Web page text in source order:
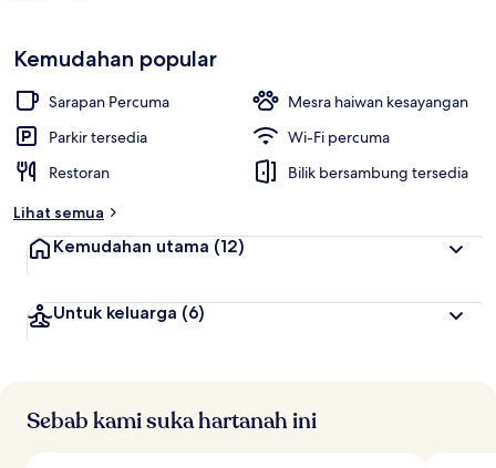
Kemudahan popular
Sarapan Percuma
Mesra haiwan kesayangan
Parkir tersedia
Wi-Fi percuma
Restoran
Bilik bersambung tersedia
Lihat semua
Kemudahan utama (12)
Untuk keluarga (6)
Sebab kami suka hartanah ini